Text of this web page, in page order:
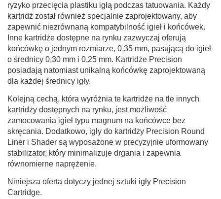
ryzyko przecięcia plastiku igłą podczas tatuowania. Każdy
kartridż został również specjalnie zaprojektowany, aby
zapewnić niezrównaną kompatybilność igieł i końcówek.
Inne kartridże dostępne na rynku zazwyczaj oferują
końcówkę o jednym rozmiarze, 0,35 mm, pasującą do igieł
o średnicy 0,30 mm i 0,25 mm. Kartridże Precision
posiadają natomiast unikalną końcówkę zaprojektowaną
dla każdej średnicy igły.
Kolejną cechą, która wyróżnia te kartridże na tle innych
kartridży dostępnych na rynku, jest możliwość
zamocowania igieł typu magnum na końcówce bez
skręcania. Dodatkowo, igły do ​​kartridży Precision Round
Liner i Shader są wyposażone w precyzyjnie uformowany
stabilizator, który minimalizuje drgania i zapewnia
równomierne naprężenie.
Niniejsza oferta dotyczy jednej sztuki igły Precision
Cartridge.